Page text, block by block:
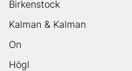
Birkenstock
Kalman & Kalman
On
Högl